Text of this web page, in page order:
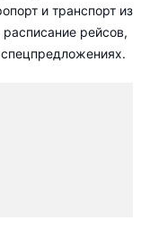
и транспорт из
рейсов,